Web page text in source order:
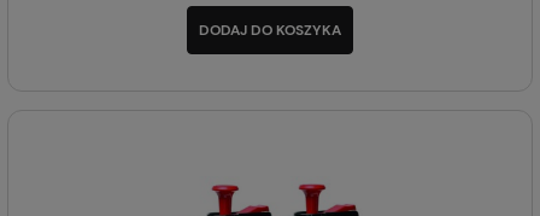
DODAJ DO KOSZYKA